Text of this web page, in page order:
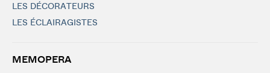
LES DÉCORATEURS
LES ÉCLAIRAGISTES
MEMOPERA